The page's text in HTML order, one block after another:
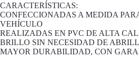
CARACTERÍSTICAS:
CONFECCIONADAS A MEDIDA
VEHÍCULO
REALIZADAS EN PVC DE ALTA
BRILLO SIN NECESIDAD DE
MAYOR DURABILIDAD, CON